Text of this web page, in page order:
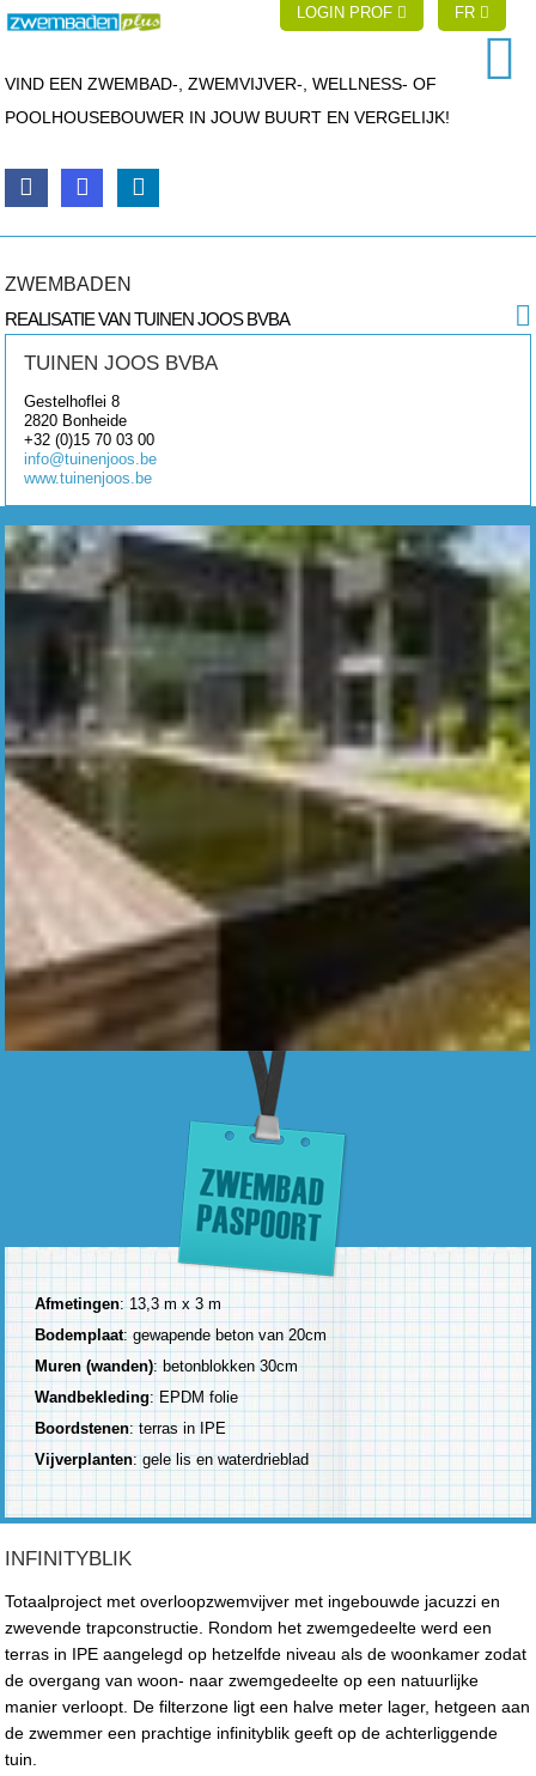
LOGIN PROF FR
VIND EEN ZWEMBAD-, ZWEMVIJVER-, WELLNESS- OF
POOLHOUSEBOUWER IN JOUW BUURT EN VERGELIJK!
ZWEMBADEN
REALISATIE VAN TUINEN JOOS BVBA
TUINEN JOOS BVBA
Gestelhoflei 8
2820 Bonheide
+32 (0)15 70 03 00
info@tuinenjoos.be
www.tuinenjoos.be
Afmetingen: 13,3 m x 3 m
Bodemplaat: gewapende beton van 20cm
Muren (wanden): betonblokken 30cm
Wandbekleding: EPDM folie
Boordstenen: terras in IPE
Vijverplanten: gele lis en waterdrieblad
INFINITYBLIK
Totaalproject met overloopzwemvijver met ingebouwde jacuzzi en
zwevende trapconstructie. Rondom het zwemgedeelte werd een
terras in IPE aangelegd op hetzelfde niveau als de woonkamer zodat
de overgang van woon- naar zwemgedeelte op een natuurlijke
manier verloopt. De filterzone ligt een halve meter lager, hetgeen aan
de zwemmer een prachtige infinityblik geeft op de achterliggende
tuin.